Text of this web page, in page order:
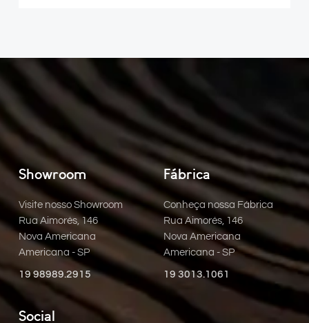
Showroom
Visite nosso Showroom
Rua Aimorés, 146
Nova Americana
Americana - SP
19 98989.2915
Fábrica
Conheça nossa Fábrica
Rua Aimorés, 146
Nova Americana
Americana - SP
19 3013.1061
Social